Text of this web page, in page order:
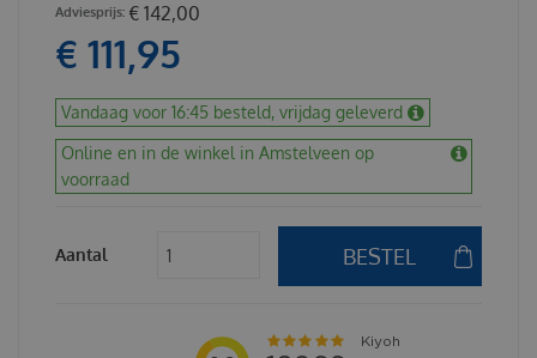
€ 142,00
€ 111,95
Vandaag voor 16:45 besteld, vrijdag geleverd
Online en in de winkel in Amstelveen op
voorraad
Aantal